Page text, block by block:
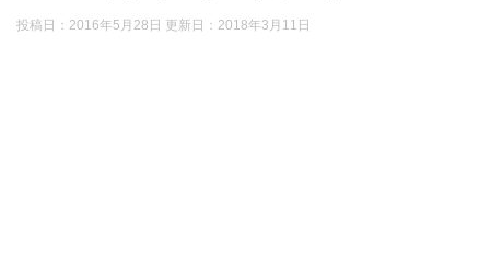
投稿日：2016年5月28日 更新日： 2018年3月11日